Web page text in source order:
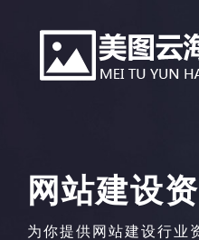
网站建设
为你提供网站建设行业